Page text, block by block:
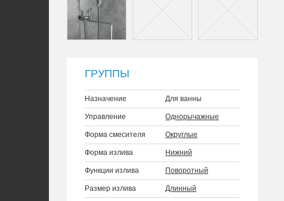
ГРУППЫ
Назначение Для ванны
Управление Однорычажные
Форма смесителя Округлые
Форма излива Нижний
Функции излива Поворотный
Размер излива Длинный